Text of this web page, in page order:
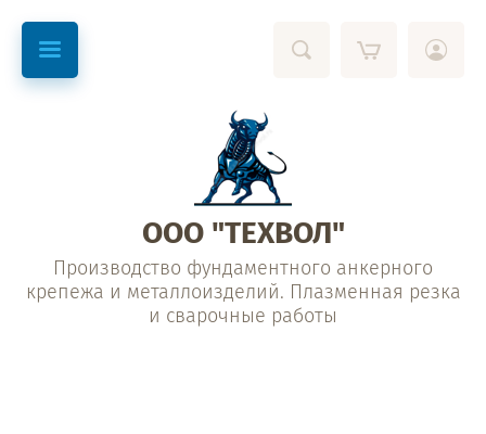
ООО "ТЕХВОЛ"
Производство фундаментного анкерного
крепежа и металлоизделий. Плазменная резка
и сварочные работы